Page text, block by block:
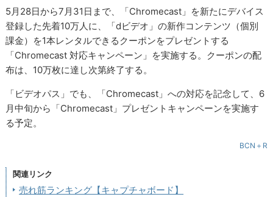
5月28日から7月31日まで、「Chromecast」を新たにデバイス
登録した先着10万人に、「dビデオ」の新作コンテンツ（個別
課金）を1本レンタルできるクーポンをプレゼントする
「Chromecast 対応キャンペーン」を実施する。クーポンの配
布は、10万枚に達し次第終了する。
「ビデオパス」でも、「Chromecast」への対応を記念して、6
月中旬から「Chromecast」プレゼントキャンペーンを実施す
る予定。
BCN＋R
関連リンク
売れ筋ランキング【キャプチャボード】